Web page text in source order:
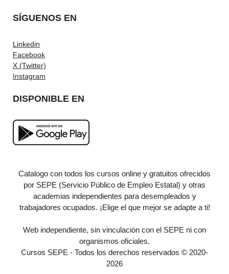
SÍGUENOS EN
Linkedin
Facebook
X (Twitter)
Instagram
DISPONIBLE EN
Catalogo con todos los cursos online y gratuitos ofrecidos
por SEPE (Servicio Público de Empleo Estatal) y otras
academias independientes para desempleados y
trabajadores ocupados. ¡Elige el que mejor se adapte a ti!
Web independiente, sin vinculación con el SEPE ni con
organismos oficiales.
Cursos SEPE - Todos los derechos reservados © 2020-
2026